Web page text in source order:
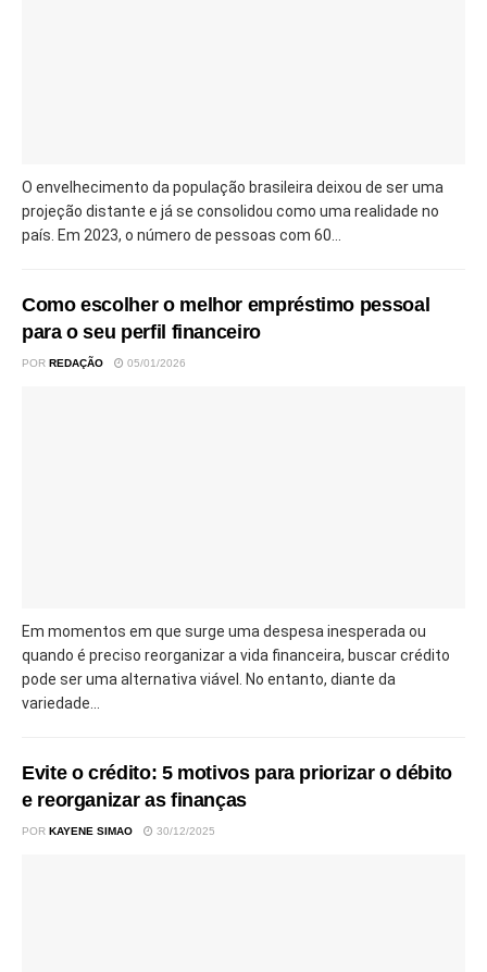
O envelhecimento da população brasileira deixou de ser uma
projeção distante e já se consolidou como uma realidade no
país. Em 2023, o número de pessoas com 60...
Como escolher o melhor empréstimo pessoal
para o seu perfil financeiro
POR REDAÇÃO 05/01/2026
Em momentos em que surge uma despesa inesperada ou
quando é preciso reorganizar a vida financeira, buscar crédito
pode ser uma alternativa viável. No entanto, diante da
variedade...
Evite o crédito: 5 motivos para priorizar o débito
e reorganizar as finanças
POR KAYENE SIMAO 30/12/2025